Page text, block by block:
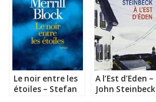
Le noir entre les
étoiles – Stefan
A l’Est d’Eden –
John Steinbeck